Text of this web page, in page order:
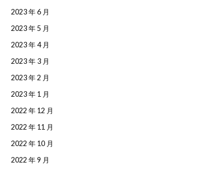
2023 年 6 月
2023 年 5 月
2023 年 4 月
2023 年 3 月
2023 年 2 月
2023 年 1 月
2022 年 12 月
2022 年 11 月
2022 年 10 月
2022 年 9 月